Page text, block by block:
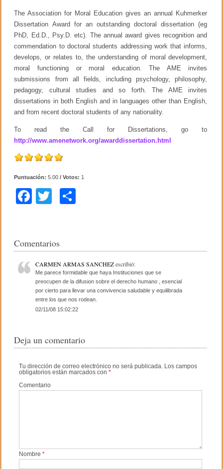
The Association for Moral Education gives an annual Kuhmerker
Dissertation Award for an outstanding doctoral dissertation (eg
PhD, Ed.D., Psy.D. etc). The annual award gives recognition and
commendation to doctoral students addressing work that informs,
develops, or relates to, the understanding of moral development,
moral functioning or moral education. The AME invites
submissions from all fields, including psychology, philosophy,
pedagogy, cultural studies and so forth. The AME invites
dissertations in both English and in languages other than English,
and from recent doctoral students of any nationality.
To read the Call for Dissertations, go to
http://www.amenetwork.org/awarddissertation.html
Puntuación:5.00 / Votos: 1
F
e
b
o
o
k
er
ar
tir
Comentarios
CARMEN ARMAS SANCHEZescribió:
Me parece formidable que haya Instituciones que se
preocupen de la difusion sobre el derecho humano , esencial
por cierto para llevar una convivencia saludable y equilibrada
entre los que nos rodean.
02/11/08 15:02:22
Deja un comentario
Tu dirección de correo electrónico no será publicada. Los campos
obligatorios están marcados con*
Comentario
Nombre*